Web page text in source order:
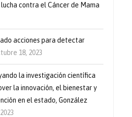
contra el Cáncer de Mama
acciones para detectar
18, 2023
la investigación científica
la innovación, el bienestar y
en el estado, González